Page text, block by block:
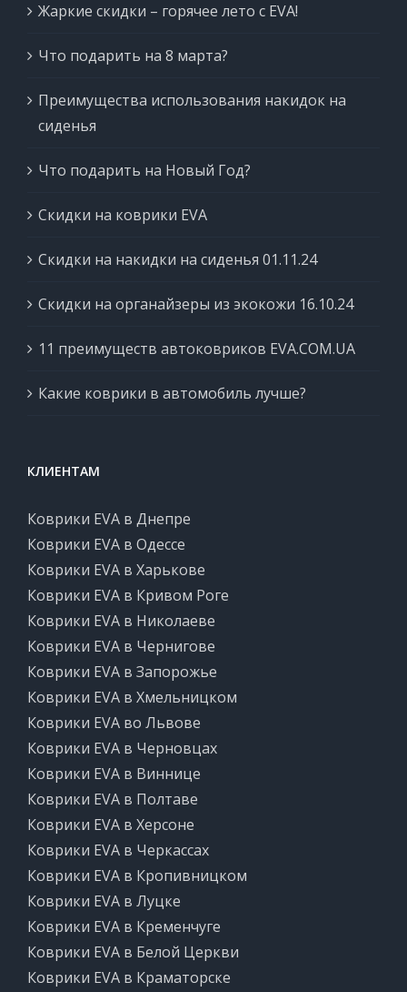
Жаркие скидки – горячее лето с EVA!
Что подарить на 8 марта?
Преимущества использования накидок на
сиденья
Что подарить на Новый Год?
Скидки на коврики EVA
Скидки на накидки на сиденья 01.11.24
Скидки на органайзеры из экокожи 16.10.24
11 преимуществ автоковриков EVA.COM.UA
Какие коврики в автомобиль лучше?
КЛИЕНТАМ
Коврики EVA в Днепре
Коврики EVA в Одессе
Коврики EVA в Харькове
Коврики EVA в Кривом Роге
Коврики EVA в Николаеве
Коврики EVA в Чернигове
Коврики EVA в Запорожье
Коврики EVA в Хмельницком
Коврики EVA во Львове
Коврики EVA в Черновцах
Коврики EVA в Виннице
Коврики EVA в Полтаве
Коврики EVA в Херсоне
Коврики EVA в Черкассах
Коврики EVA в Кропивницком
Коврики EVA в Луцке
Коврики EVA в Кременчуге
Коврики EVA в Белой Церкви
Коврики EVA в Краматорске